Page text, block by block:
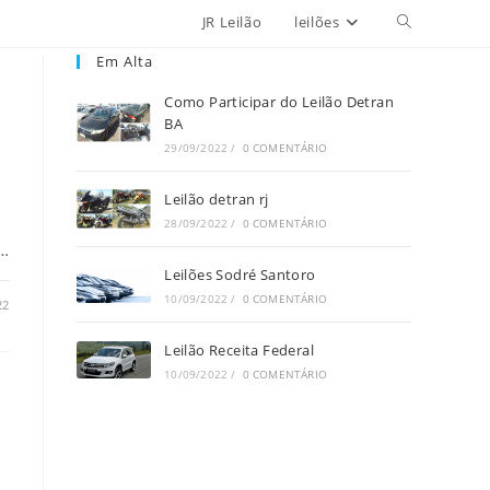
JR Leilão leilões Alternar
Em Alta
Como Participar do Leilão Detran
BA
29/09/2022 / 0 COMENTÁRIO
Leilão detran rj
28/09/2022 / 0 COMENTÁRIO
Leilões Sodré Santoro
10/09/2022 / 0 COMENTÁRIO
Leilão Receita Federal
10/09/2022 / 0 COMENTÁRIO